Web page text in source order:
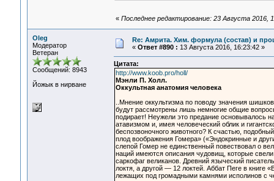
« Последнее редактирование: 23 Августа 2016,
Oleg
Модератор
Ветеран
Сообщений: 8943
Йожык в нирване
Re: Амрита. Хим. формула (состав) и
« Ответ #890 : 13 Августа 2016, 16:23:42 »
Цитата:
http://www.koob.pro/holl/
Мэнли П. Холл.
Оккультная анатомия человека
..Мнение оккультизма по поводу значения
будут рассмотрены лишь немногие общие
подирает! Неужели это предание основывалось
атавизмом и, имея человеческий облик и
беспозвоночного животного? К счастью,
плод воображения Гомера» («Эндокринные и
слепой Гомер не единственный повествовал о
наций имеются описания чудовищ, которые
саркофаг великанов. Древний языческий
локтя, а другой — 12 локтей. Аббат Пеге в книге
лежащих под громадными камнями исполинов с